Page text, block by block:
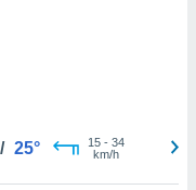
/ 25° 15- 34
km/h